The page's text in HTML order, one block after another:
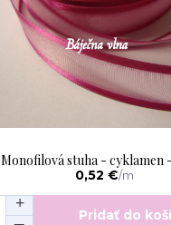
Monofilová stuha - cyklamen
0,52 €/m
Pridať do